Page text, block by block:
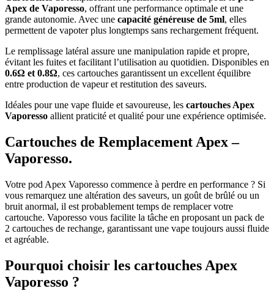
Apex de Vaporesso, offrant une performance optimale et une
grande autonomie. Avec une capacité généreuse de 5ml, elles
permettent de vapoter plus longtemps sans rechargement fréquent.
Le remplissage latéral assure une manipulation rapide et propre,
évitant les fuites et facilitant l’utilisation au quotidien. Disponibles en
0.6Ω et 0.8Ω, ces cartouches garantissent un excellent équilibre
entre production de vapeur et restitution des saveurs.
Idéales pour une vape fluide et savoureuse, les cartouches Apex
Vaporesso allient praticité et qualité pour une expérience optimisée.
Cartouches de Remplacement Apex –
Vaporesso.
Votre pod Apex Vaporesso commence à perdre en performance ? Si
vous remarquez une altération des saveurs, un goût de brûlé ou un
bruit anormal, il est probablement temps de remplacer votre
cartouche. Vaporesso vous facilite la tâche en proposant un pack de
2 cartouches de rechange, garantissant une vape toujours aussi fluide
et agréable.
Pourquoi choisir les cartouches Apex
Vaporesso ?